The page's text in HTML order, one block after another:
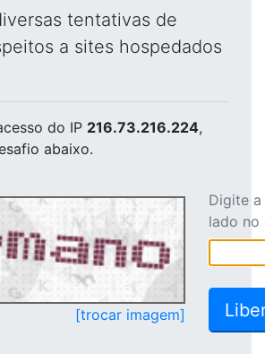
tentativas de
a sites hospedados
do IP 216.73.216.224,
abaixo.
[trocar imagem]
Digite
lado no